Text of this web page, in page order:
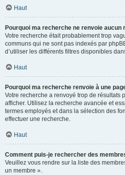
Haut
Pourquoi ma recherche ne renvoie aucun
Votre recherche était probablement trop
communs qui ne sont pas indexés par
d’utiliser les différents filtres disponibles
Haut
Pourquoi ma recherche renvoie à une
Votre recherche a renvoyé trop de résultats
afficher. Utilisez la recherche avancée et
termes employés et dans la sélection des
effectuer une recherche.
Haut
Comment puis-je rechercher des
Veuillez vous rendre sur la liste des
un membre ».